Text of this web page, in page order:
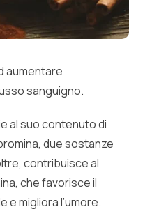
aumentare
sanguigno.
al suo contenuto di
due sostanze
contribuisce al
che favorisce il
e migliora l’umore.